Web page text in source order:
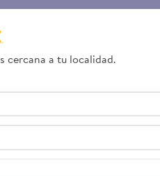
cercana a tu localidad.